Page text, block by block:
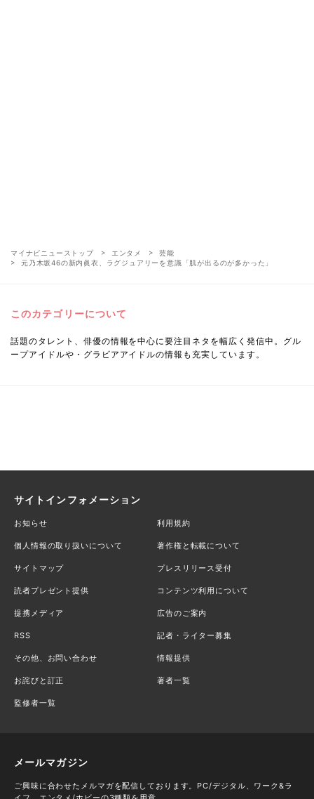
マイナビニューストップ エンタメ
芸能
元乃木坂46の新内眞衣、ラグジュアリーを意識「肌が出るのが多かった」
このカテゴリーについて
話題のタレント、俳優の情報を中心に要注目ネタを幅広く発信中。グル
ープアイドルや・グラビアアイドルの情報も充実しています。
サイトインフォメーション
お知らせ 利用規約
個人情報の取り扱いについて 著作権と転載について
サイトマップ プレスリリース受付
読者プレゼント提供 コンテンツ利用について
提携メディア 広告のご案内
RSS 記者・ライター募集
その他、お問い合わせ 情報提供
お詫びと訂正 著者一覧
監修者一覧
メールマガジン
ご興味に合わせたメルマガを配信しております。PC/デジタル、ワーク&ラ